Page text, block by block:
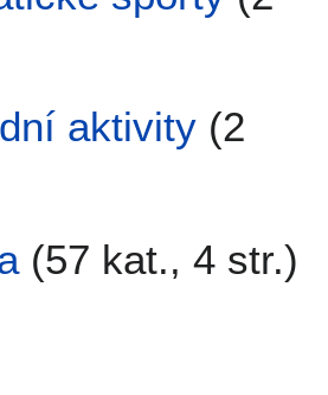
aktivity (2
(57 kat., 4 str.)